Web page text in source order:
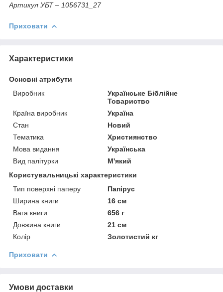
Артикул УБТ – 1056731_27
Приховати
Характеристики
Основні атрибути
Виробник
Українське Біблійне
Товариство
Країна виробник
Україна
Стан
Новий
Тематика
Християнство
Мова видання
Українська
Вид палітурки
М'який
Користувальницькі характеристики
Тип поверхні паперу
Папірус
Ширина книги
16 см
Вага книги
656 г
Довжина книги
21 см
Колір
Золотистий кг
Приховати
Умови доставки